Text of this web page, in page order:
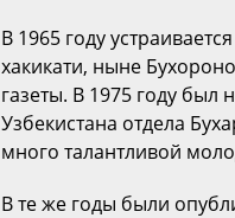
В 1965 году
хакикати, ныне
газеты. В 1975 году был
Узбекистана отдела
много талантливой
В те же годы были